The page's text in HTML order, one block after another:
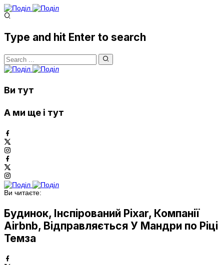
Type and hit Enter to search
Ви тут
А ми ще і тут
Ви читаєте:
Будинок, Інспірований Pixar, Компанії
Airbnb, Відправляється У Мандри по Ріці
Темза